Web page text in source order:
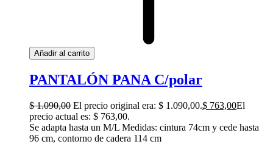
Añadir al carrito
PANTALÓN PANA C/polar
$1.090,00 El precio original era: $ 1.090,00.$ 763,00El
precio actual es: $ 763,00.
Se adapta hasta un M/L Medidas: cintura 74cm y cede hasta
96 cm, contorno de cadera 114 cm